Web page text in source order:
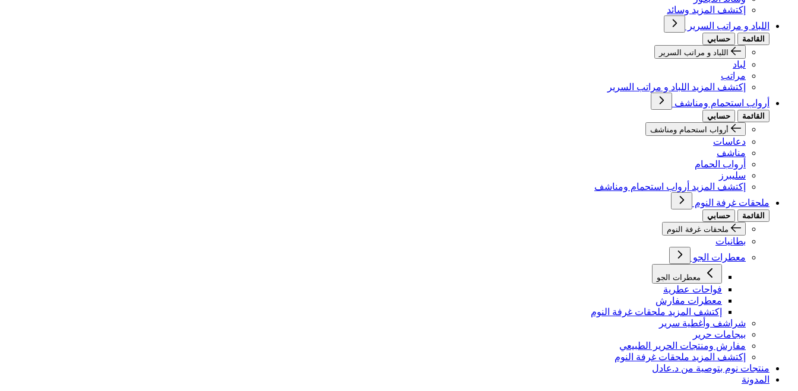
إكتشف المزيد وسائد
اللباد و مراتب السرير
القائمة
حسابي
اللباد و مراتب السرير
لباد
مراتب
إكتشف المزيد اللباد و مراتب السرير
أرواب استحمام ومناشف
القائمة
حسابي
أرواب استحمام ومناشف
دعاسات
مناشف
أرواب الحمام
سليبرز
إكتشف المزيد أرواب استحمام ومناشف
ملحقات غرفة النوم
القائمة
حسابي
ملحقات غرفة النوم
بطانيات
معطرات الجو
معطرات الجو
فواحات عطرية
معطرات مفارش
إكتشف المزيد ملحقات غرفة النوم
شراشف وأغطية سرير
بيجامات حرير
مفارش ومنتجات الحرير الطبيعي
إكتشف المزيد ملحقات غرفة النوم
منتجات نوم بتوصية من د.عادل
المدونة